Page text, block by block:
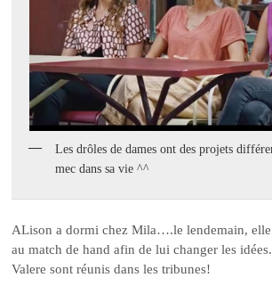
Les drôles de dames ont des projets
mec dans sa vie ^^
ALison a dormi chez Mila….le lendemain,
au match de hand afin de lui changer les
Valere sont réunis dans les tribunes!